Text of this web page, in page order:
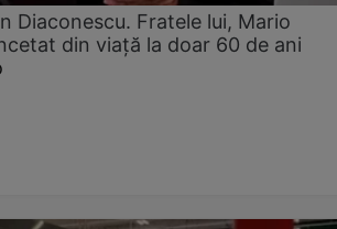
Diaconescu. Fratele lui, Mario
din viață la doar 60 de ani